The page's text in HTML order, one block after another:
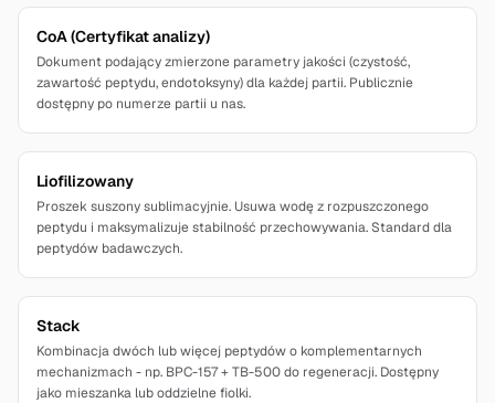
CoA (Certyfikat analizy)
Dokument podający zmierzone parametry jakości (czystość,
zawartość peptydu, endotoksyny) dla każdej partii. Publicznie
dostępny po numerze partii u nas.
Liofilizowany
Proszek suszony sublimacyjnie. Usuwa wodę z rozpuszczonego
peptydu i maksymalizuje stabilność przechowywania. Standard dla
peptydów badawczych.
Stack
Kombinacja dwóch lub więcej peptydów o komplementarnych
mechanizmach - np. BPC-157 + TB-500 do regeneracji. Dostępny
jako mieszanka lub oddzielne fiolki.